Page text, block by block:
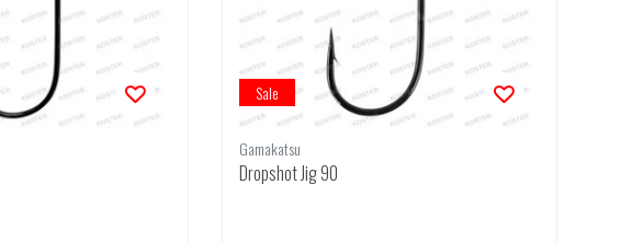
Sale
Gamakatsu
Dropshot Jig 90